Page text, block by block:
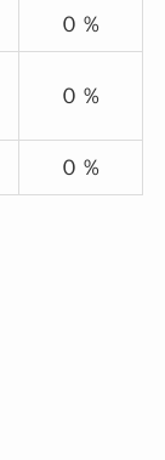
０％
０％
０％